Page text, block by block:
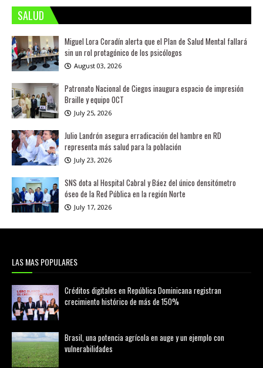
SALUD
Miguel Lora Coradín alerta que el Plan de Salud Mental fallará
sin un rol protagónico de los psicólogos
August 03, 2026
Patronato Nacional de Ciegos inaugura espacio de impresión
Braille y equipo OCT
July 25, 2026
Julio Landrón asegura erradicación del hambre en RD
representa más salud para la población
July 23, 2026
SNS dota al Hospital Cabral y Báez del único densitómetro
óseo de la Red Pública en la región Norte
July 17, 2026
LAS MAS POPULARES
Créditos digitales en República Dominicana registran
crecimiento histórico de más de 150%
Brasil, una potencia agrícola en auge y un ejemplo con
vulnerabilidades